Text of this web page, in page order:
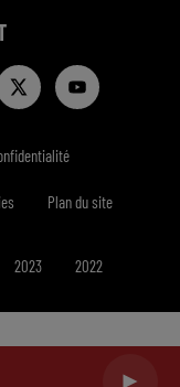
Plan du site
2023 2022